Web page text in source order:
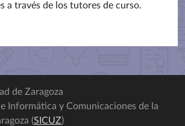
a través de los tutores de curso.
de Zaragoza
Informática y Comunicaciones de la
(SICUZ)